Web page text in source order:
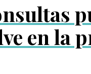
en la